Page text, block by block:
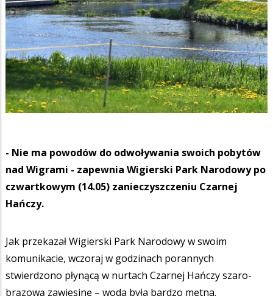
- Nie ma powodów do odwoływania swoich pobytów
nad Wigrami - zapewnia Wigierski Park Narodowy po
czwartkowym (14.05) zanieczyszczeniu Czarnej
Hańczy.
Jak przekazał Wigierski Park Narodowy w swoim
komunikacie, wczoraj w godzinach porannych
stwierdzono płynącą w nurtach Czarnej Hańczy szaro-
brązową zawiesinę – woda była bardzo mętna.